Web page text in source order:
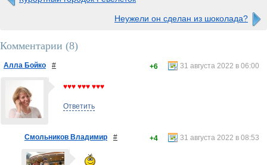
Неужели он сделан из шоколада?
Комментарии (8)
Алла Бойко # 31 августа 2022 в 06:00
+6
♥♥♥ ♥♥♥ ♥♥♥
Ответить
Смольников Владимир # 31 августа 2022 в 08:53
+4